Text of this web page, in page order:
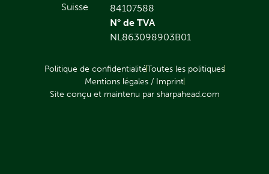
Suisse
84107588
N° de TVA
NL863098903B01
Politique de confidentialitéToutes les politiques
Mentions légales / Imprint
Site conçu et maintenu par sharpahead.com